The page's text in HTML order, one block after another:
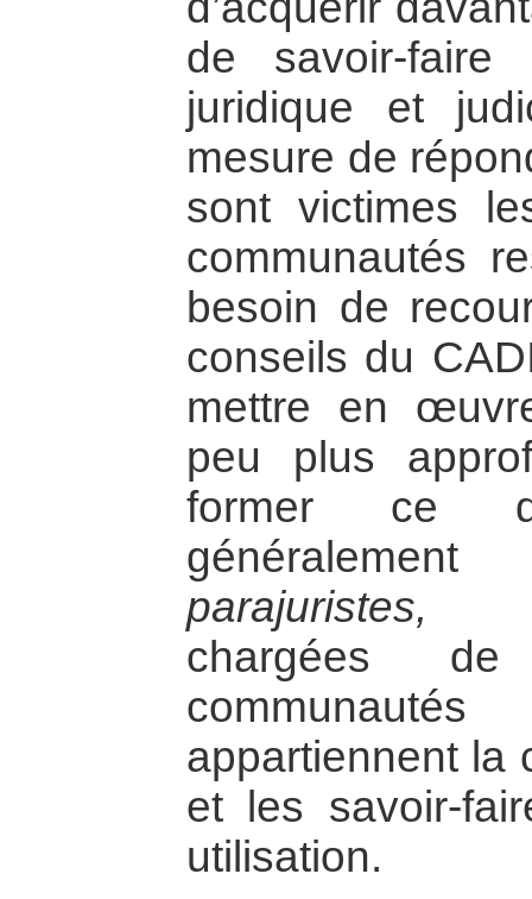
de savoir-faire
juridique et
mesure de
sont victimes
communautés
besoin de
conseils du
mettre en
peu plus
former ce
parajuristes,
chargées
appartiennent la
et les savoir-
utilisation.